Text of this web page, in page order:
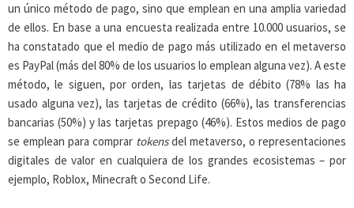
un único método de pago, sino que emplean en una amplia variedad
de ellos. En base a una encuesta realizada entre 10.000 usuarios, se
ha constatado que el medio de pago más utilizado en el metaverso
es PayPal (más del 80% de los usuarios lo emplean alguna vez). A este
método, le siguen, por orden, las tarjetas de débito (78% las ha
usado alguna vez), las tarjetas de crédito (66%), las transferencias
bancarias (50%) y las tarjetas prepago (46%). Estos medios de pago
se emplean para comprar tokensdel metaverso, o representaciones
digitales de valor en cualquiera de los grandes ecosistemas – por
ejemplo, Roblox, Minecraft o Second Life.